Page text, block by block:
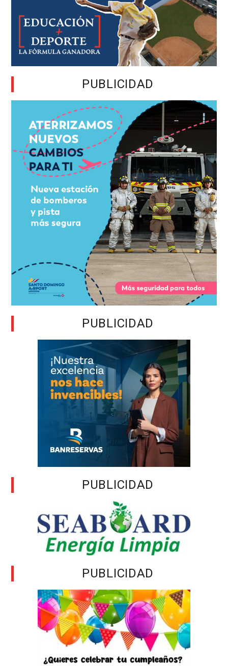
PUBLICIDAD
PUBLICIDAD
PUBLICIDAD
PUBLICIDAD